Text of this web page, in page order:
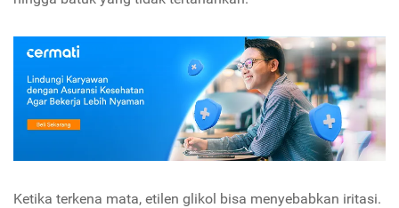
Ketika terkena mata, etilen glikol bisa menyebabkan iritasi.